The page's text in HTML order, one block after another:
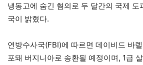
냉동고에 숨긴 혐의로 두 달간의 국제 도
국이 밝혔다.
연방수사국(FBI)에 따르면 데이비드 바
포돼 버지니아로 송환될 예정이며, 1급